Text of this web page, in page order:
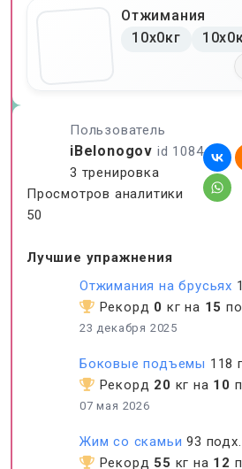
Пользователь
iBelonogov id 1084
3 тренировка
Просмотров аналитики
50
Лучшие упражнения
Отжимания на брусьях
Рекорд 0 кг на 15
23 декабря 2025
Боковые подъемы 118
Рекорд 20 кг на 10
07 мая 2026
Жим со скамьи 93 подх.
Рекорд 55 кг на 12
Отжимания
10x0кг